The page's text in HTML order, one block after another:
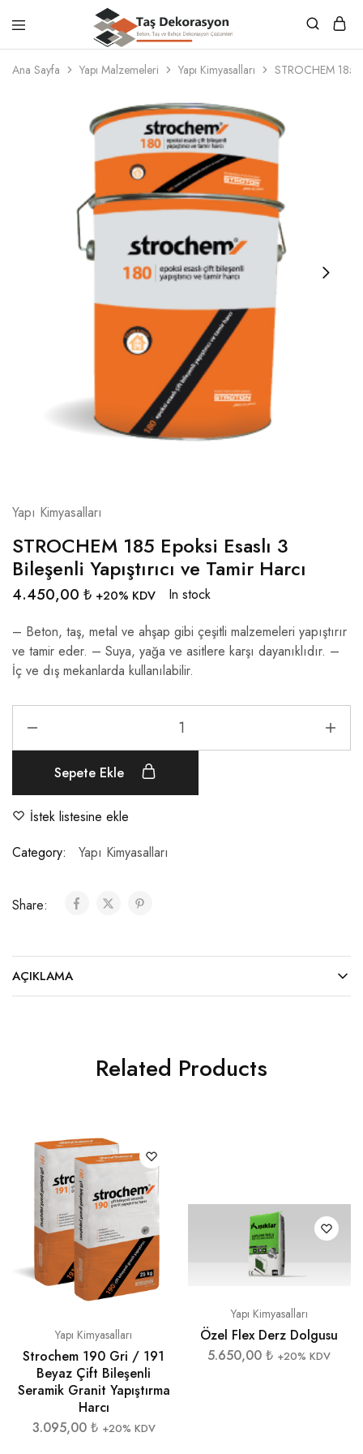
Taş
Dekorasyon
Beton,
Taş
Dekorasyon
Çözümleri
Ana Sayfa Yapı Malzemeleri Yapı Kimyasalları STROCHEM 185
Yapı Kimyasalları
STROCHEM 185 Epoksi Esaslı 3
Bileşenli Yapıştırıcı ve Tamir Harcı
4.450,00 ₺ +20% KDV
In stock
– Beton, taş, metal ve ahşap gibi çeşitli malzemeleri yapıştırır
ve tamir eder. – Suya, yağa ve asitlere karşı dayanıklıdır. –
İç ve dış mekanlarda kullanılabilir.
Sepete Ekle
İstek listesine ekle
Category:
Yapı Kimyasalları
Share:
AÇIKLAMA
Related Products
Yapı Kimyasalları
Strochem 190 Gri / 191
Beyaz Çift Bileşenli
Seramik Granit Yapıştırma
Harcı
3.095,00 ₺ +20% KDV
Yapı Kimyasalları
Özel Flex Derz Dolgusu
5.650,00₺ +20% KDV